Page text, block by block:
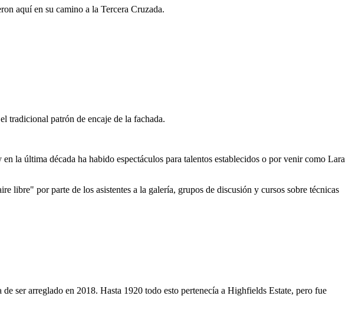
aquí en su camino a la Tercera Cruzada.
tradicional patrón de encaje de la fachada.
la última década ha habido espectáculos para talentos establecidos o por venir como Lara
libre" por parte de los asistentes a la galería, grupos de discusión y cursos sobre técnicas
ser arreglado en 2018. Hasta 1920 todo esto pertenecía a Highfields Estate, pero fue